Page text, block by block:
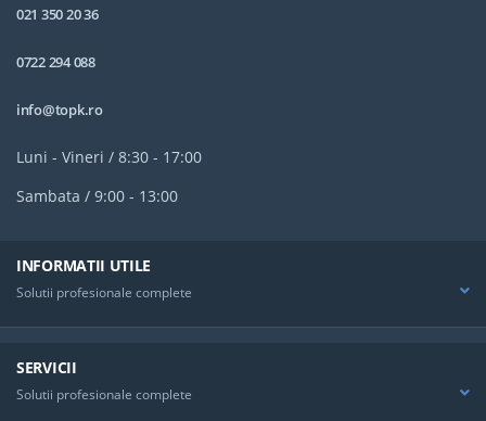
021 350 20 36
0722 294 088
info@topk.ro
Luni - Vineri / 8:30 - 17:00
Sambata / 9:00 - 13:00
INFORMATII UTILE
Solutii profesionale complete
SERVICII
Solutii profesionale complete